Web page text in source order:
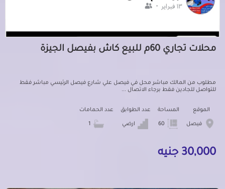
محلات تجاري 60م للبيع كاش بفيصل الجيزة
مطلوب من المالك مباشر محل في فيصل علي شارع فيصل الرئيسي مباشر فقط
للتواصل للجادين فقط برجاء الاتصال ...
الموقع
فيصل
المساحة عدد الطوابق
ارضي
عدد الحمامات
30,000 جنيه